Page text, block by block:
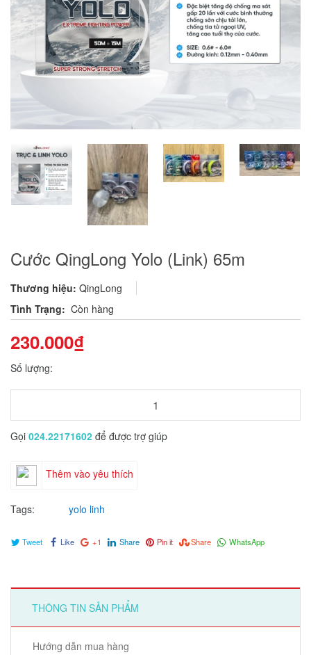
Cước QingLong Yolo (Link) 65m
Thương hiệu: QingLong
Tình Trạng: Còn hàng
230.000₫
Số lượng:
Gọi 024.22171602 để được trợ giúp
Thêm vào yêu thích
Tags: yolo linh
Tweet Like +1 Share Pin it Share WhatsApp
THÔNG TIN SẢN PHẨM
Hướng dẫn mua hàng